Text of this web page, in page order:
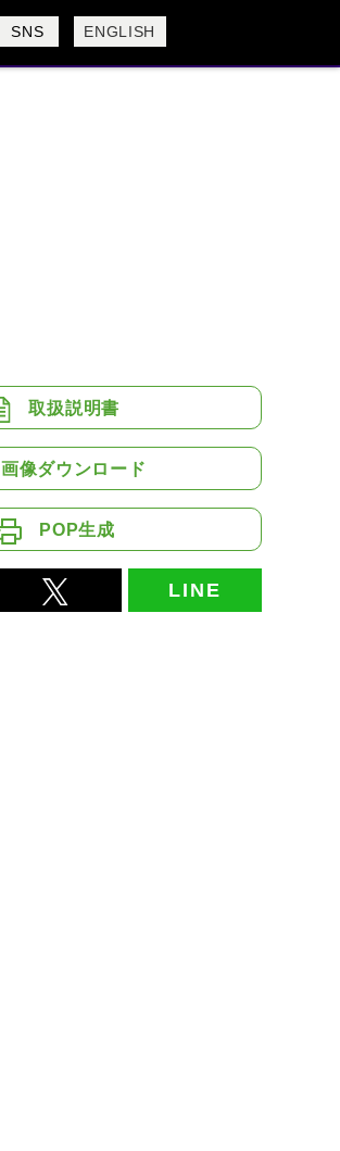
SNS ENGLISH
取扱説明書
画像ダウンロード
POP生成
LINE